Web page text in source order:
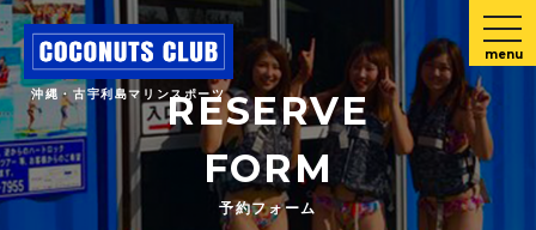
沖縄・古宇利島マリンスポーツ
menu
RESERVE
FORM
予約フォーム